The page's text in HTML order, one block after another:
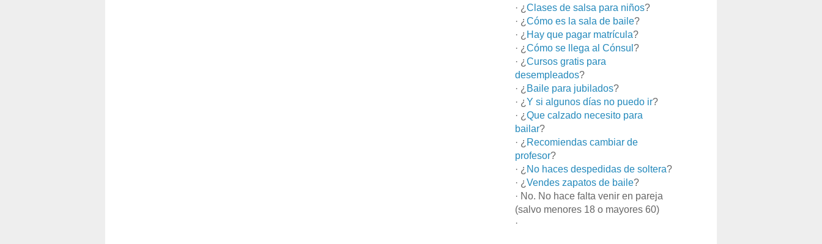
· ¿ Clases de salsa para niños?
· ¿ Cómo es la sala de baile?
· ¿ Hay que pagar matrícula?
· ¿ Cómo se llega al Cónsul ?
· ¿ Cursos gratis para
desempleados?
· ¿ Baile para jubilados?
· ¿ Y si algunos días no puedo ir?
· ¿ Que calzado necesito para
bailar?
· ¿ Recomiendas cambiar de
profesor?
· ¿ No haces despedidas de soltera?
· ¿ Vendes zapatos de baile?
· No. No hace falta venir en pareja
(salvo menores 18 o mayores 60)
·